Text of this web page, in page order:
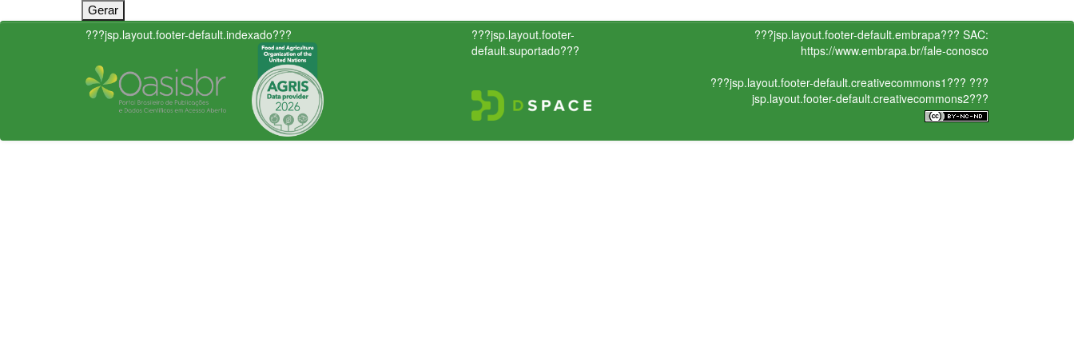
???jsp.layout.footer-default.indexado???
???jsp.layout.footer-
default.suportado???
???jsp.layout.footer-default.embrapa??? SAC:
https://www.embrapa.br/fale-conosco
???jsp.layout.footer-default.creativecommons1??? ???
jsp.layout.footer-default.creativecommons2???